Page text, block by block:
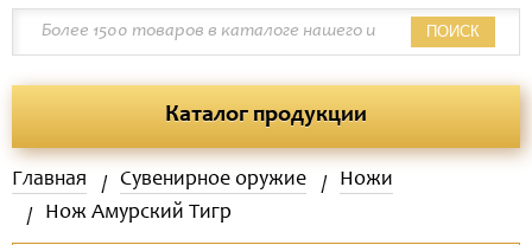
ПОИСК
Каталог продукции
Главная Сувенирное оружие
Ножи
Нож Амурский Тигр